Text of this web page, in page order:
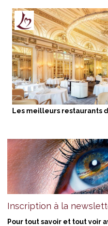
Les meilleurs restaurants
Inscription à la
Pour tout savoir et tout voir